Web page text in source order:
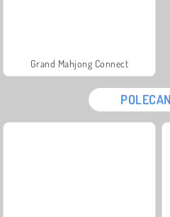
Grand Mahjong Connect